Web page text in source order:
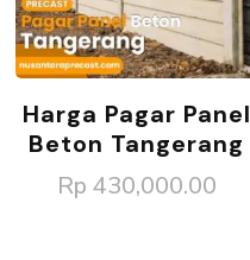
Harga Pagar Panel
Beton Tangerang
Rp 430,000.00